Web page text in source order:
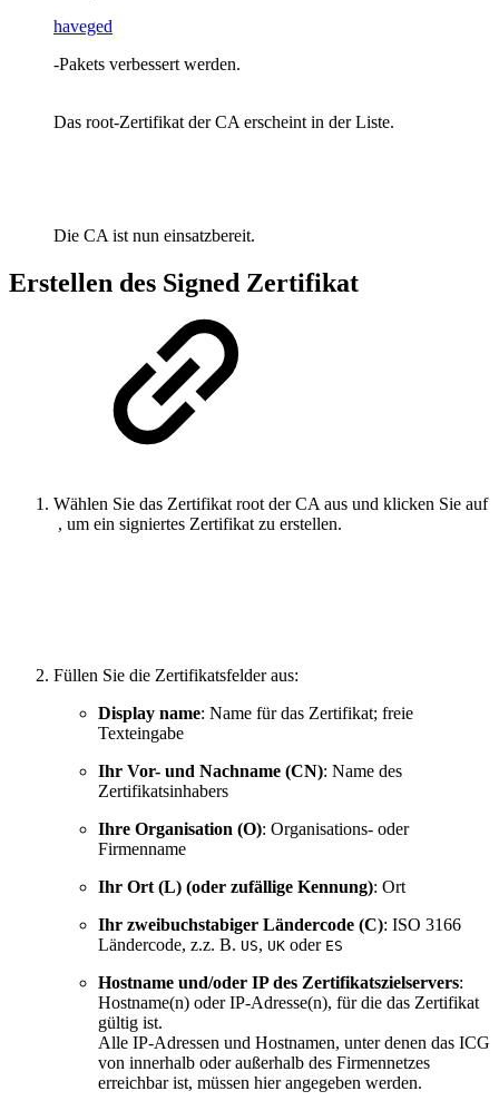
haveged
-Pakets verbessert werden.
Das root-Zertifikat der CA erscheint in der Liste.
Die CA ist nun einsatzbereit.
Erstellen des Signed Zertifikat
Wählen Sie das Zertifikat root der CA aus und klicken Sie auf
, um ein signiertes Zertifikat zu erstellen.
Füllen Sie die Zertifikatsfelder aus:
Display name: Name für das Zertifikat; freie
Texteingabe
Ihr Vor- und Nachname (CN): Name des
Zertifikatsinhabers
Ihre Organisation (O): Organisations- oder
Firmenname
Ihr Ort (L) (oder zufällige Kennung): Ort
Ihr zweibuchstabiger Ländercode (C): ISO 3166
Ländercode, z.z. B. US, UK oder ES
Hostname und/oder IP des Zertifikatszielservers:
Hostname(n) oder IP-Adresse(n), für die das Zertifikat
gültig ist.
Alle IP-Adressen und Hostnamen, unter denen das ICG
von innerhalb oder außerhalb des Firmennetzes
erreichbar ist, müssen hier angegeben werden.